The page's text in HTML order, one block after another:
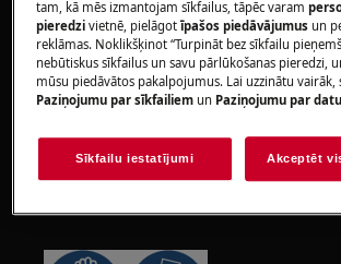
tam, kā mēs izmantojam sīkfailus, tāpēc varam
pieredzivietnē, pielāgotīpašos piedāvājumus un
reklāmas. Noklikšķinot “Turpināt bez sīkfailu
nebūtiskus sīkfailus un savu pārlūkošanas pieredzi,
mūsu piedāvātos pakalpojumus. Lai uzzinātu vairāk,
Paziņojumu par sīkfailiem un Paziņojumu par
Sīkfailu iestatījumi Akceptēt